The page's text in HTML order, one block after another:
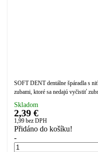
SOFT DENT dentálne špáradla s
zubami, ktoré sa nedajú vyčistiť
Skladom
2,39 €
1,99 bez DPH
Přidáno do košíku!
-